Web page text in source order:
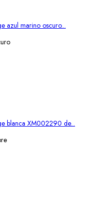
azul marino oscuro...
blanca XM002290 de...